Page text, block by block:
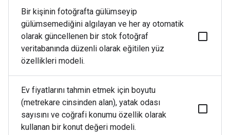
Bir kişinin fotoğrafta gülümseyip
gülümsemediğini algılayan ve her ay otomatik
olarak güncellenen bir stok fotoğraf
veritabanında düzenli olarak eğitilen yüz
özellikleri modeli.
Ev fiyatlarını tahmin etmek için boyutu
(metrekare cinsinden alan), yatak odası
sayısını ve coğrafi konumu özellik olarak
kullanan bir konut değeri modeli.